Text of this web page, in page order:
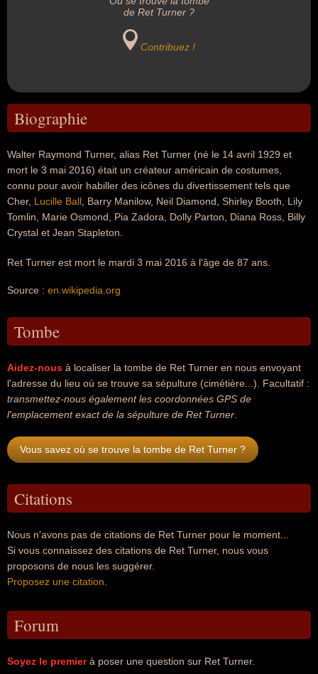
de Ret Turner ?
Contribuez !
Biographie
Walter Raymond Turner, alias Ret Turner (né le 14 avril 1929 et
mort le 3 mai 2016) était un créateur américain de costumes,
connu pour avoir habiller des icônes du divertissement tels que
Cher, Lucille Ball , Barry Manilow, Neil Diamond, Shirley Booth, Lily
Tomlin, Marie Osmond, Pia Zadora, Dolly Parton, Diana Ross, Billy
Crystal et Jean Stapleton.
Ret Turner est mort le mardi 3 mai 2016 à l'âge de 87 ans.
Source : en.wikipedia.org
Tombe
Aidez-nous à localiser la tombe de Ret Turner en nous envoyant
l'adresse du lieu où se trouve sa sépulture (cimétière...). Facultatif :
transmettez-nous également les coordonnées GPS de
l'emplacement exact de la sépulture de Ret Turner
Vous savez où se trouve la tombe de Ret Turner ?
Citations
Nous n'avons pas de citations de Ret Turner pour le moment...
Si vous connaissez des citations de Ret Turner, nous vous
proposons de nous les suggérer.
Proposez une citation
Forum
Soyez le premierà poser une question sur Ret Turner.